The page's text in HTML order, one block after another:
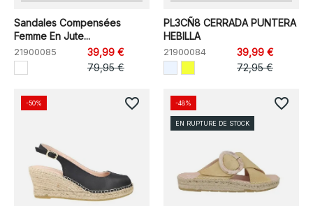
Sandales Compensées
Femme En Jute...
21900085
39,99 €
79,95 €
PL3CÑ8 CERRADA PUNTERA
HEBILLA
21900084
39,99 €
72,95 €
-50% favorite_border -48%
EN RUPTURE DE STOCK
favorite_border